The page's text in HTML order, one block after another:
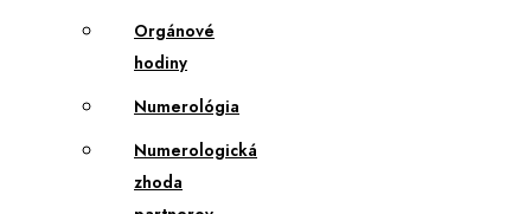
Orgánové
hodiny
Numerológia
Numerologická
zhoda